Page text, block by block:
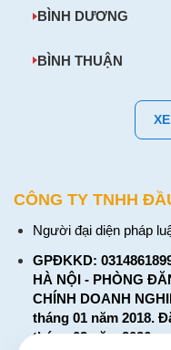
BÌNH DƯƠNG
BÌNH THUẬN
CÔNG TY TNHH
Người đại diện pháp
GPĐKKD:
HÀ NỘI - PHÒNG
CHÍNH DOANH
tháng 01 năm 2018.
tháng 03 năm 2026